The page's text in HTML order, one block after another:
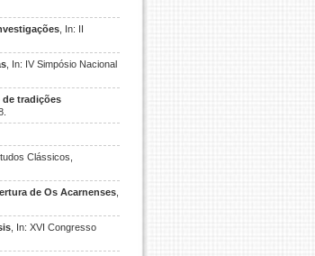
, In: II
, In: IV Simpósio Nacional
de tradições
Clássicos,
de Os Acarnenses
, In: XVI Congresso